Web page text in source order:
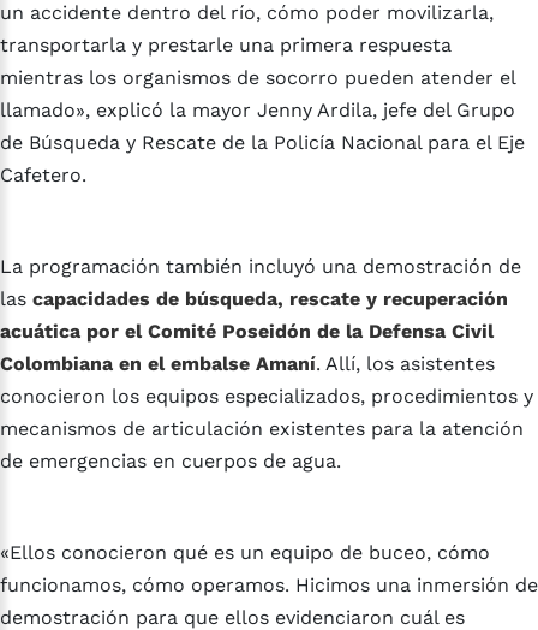
un accidente dentro del río, cómo poder movilizarla,
transportarla y prestarle una primera respuesta
mientras los organismos de socorro pueden atender el
llamado», explicó la mayor Jenny Ardila, jefe del Grupo
de Búsqueda y Rescate de la Policía Nacional para el Eje
Cafetero.
La programación también incluyó una demostración de
las capacidades de búsqueda, rescate y recuperación
acuática por el Comité Poseidón de la Defensa Civil
Colombiana en el embalse Amaní. Allí, los asistentes
conocieron los equipos especializados, procedimientos y
mecanismos de articulación existentes para la atención
de emergencias en cuerpos de agua.
«Ellos conocieron qué es un equipo de buceo, cómo
funcionamos, cómo operamos. Hicimos una inmersión de
demostración para que ellos evidenciaron cuál es